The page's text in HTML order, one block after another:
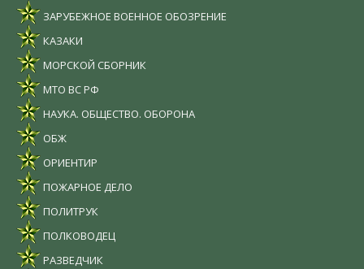
ЗАРУБЕЖНОЕ ВОЕННОЕ ОБОЗРЕНИЕ
КАЗАКИ
МОРСКОЙ СБОРНИК
МТО ВС РФ
НАУКА. ОБЩЕСТВО. ОБОРОНА
ОБЖ
ОРИЕНТИР
ПОЖАРНОЕ ДЕЛО
ПОЛИТРУК
ПОЛКОВОДЕЦ
РАЗВЕДЧИК